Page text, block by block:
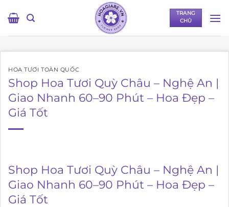
qua
TRANG
CHỦ
HOA TƯƠI TOÀN QUỐC
Shop Hoa Tươi Quỳ Châu – Nghệ An |
Giao Nhanh 60–90 Phút – Hoa Đẹp –
Giá Tốt
Shop Hoa Tươi Quỳ Châu – Nghệ An |
Giao Nhanh 60–90 Phút – Hoa Đẹp –
Giá Tốt